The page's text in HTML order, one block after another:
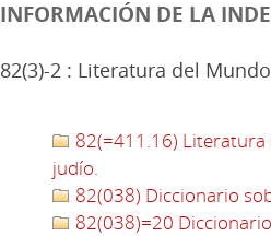
INFORMACIÓN DE LA
82(3)-2 : Literatura del
82(=411.16)
judío.
82(038) Diccionario
82(038)=20